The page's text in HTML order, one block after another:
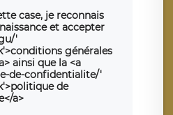
case, je reconnais
et accepter
'
générales
ainsi que la <a
de-confidentialite/'
de
a>